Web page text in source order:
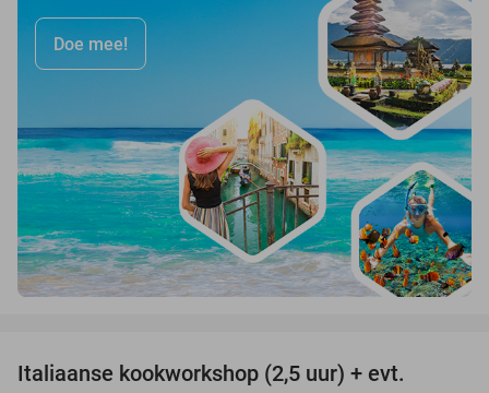
Doe mee!
Italiaanse kookworkshop (2,5 uur) + evt.